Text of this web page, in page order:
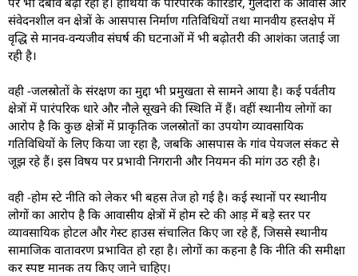
संवेदनशील वन क्षेत्रों के आसपास निर्माण गतिविधियों तथा मानवीय हस्तक्षेप में
वृद्धि से मानव-वन्यजीव संघर्ष की घटनाओं में भी बढ़ोतरी की आशंका जताई जा
रही है।
वही -जलस्रोतों के संरक्षण का मुद्दा भी प्रमुखता से सामने आया है। कई पर्वतीय
क्षेत्रों में पारंपरिक धारे और नौले सूखने की स्थिति में हैं। वहीं स्थानीय लोगों का
आरोप है कि कुछ क्षेत्रों में प्राकृतिक जलस्रोतों का उपयोग व्यावसायिक
गतिविधियों के लिए किया जा रहा है, जबकि आसपास के गांव पेयजल संकट से
जूझ रहे हैं। इस विषय पर प्रभावी निगरानी और नियमन की मांग उठ रही है।
वही -होम स्टे नीति को लेकर भी बहस तेज हो गई है। कई स्थानों पर स्थानीय
लोगों का आरोप है कि आवासीय क्षेत्रों में होम स्टे की आड़ में बड़े स्तर पर
व्यावसायिक होटल और गेस्ट हाउस संचालित किए जा रहे हैं, जिससे स्थानीय
सामाजिक वातावरण प्रभावित हो रहा है। लोगों का कहना है कि नीति की समीक्षा
कर स्पष्ट मानक तय किए जाने चाहिए।